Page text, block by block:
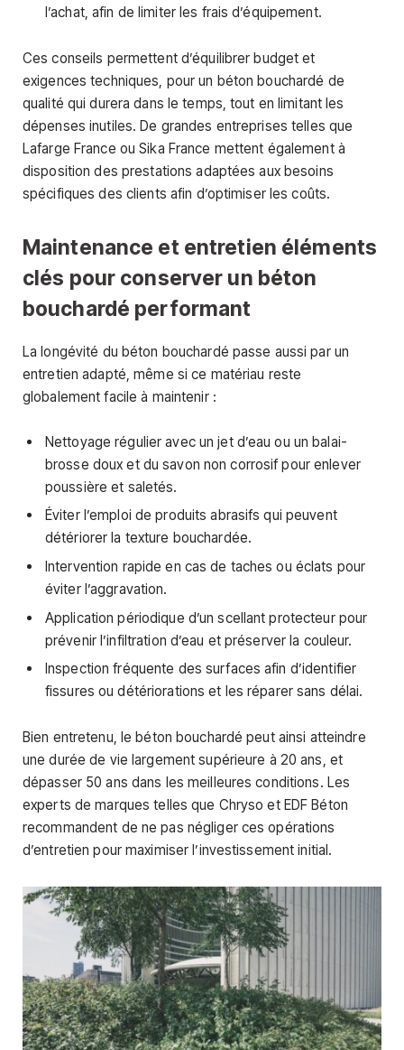
l’achat, afin de limiter les frais d’équipement.
Ces conseils permettent d’équilibrer budget et
exigences techniques, pour un béton bouchardé de
qualité qui durera dans le temps, tout en limitant les
dépenses inutiles. De grandes entreprises telles que
Lafarge France ou Sika France mettent également à
disposition des prestations adaptées aux besoins
spécifiques des clients afin d’optimiser les coûts.
Maintenance et entretien éléments
clés pour conserver un béton
bouchardé performant
La longévité du béton bouchardé passe aussi par un
entretien adapté, même si ce matériau reste
globalement facile à maintenir :
Nettoyage régulier avec un jet d’eau ou un balai-
brosse doux et du savon non corrosif pour enlever
poussière et saletés.
Éviter l’emploi de produits abrasifs qui peuvent
détériorer la texture bouchardée.
Intervention rapide en cas de taches ou éclats pour
éviter l’aggravation.
Application périodique d’un scellant protecteur pour
prévenir l’infiltration d’eau et préserver la couleur.
Inspection fréquente des surfaces afin d’identifier
fissures ou détériorations et les réparer sans délai.
Bien entretenu, le béton bouchardé peut ainsi atteindre
une durée de vie largement supérieure à 20 ans, et
dépasser 50 ans dans les meilleures conditions. Les
experts de marques telles que Chryso et EDF Béton
recommandent de ne pas négliger ces opérations
d’entretien pour maximiser l’investissement initial.